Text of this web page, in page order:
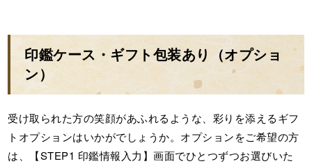
印鑑ケース・ギフト包装あり（オプショ
ン）
受け取られた方の笑顔があふれるような、彩りを添えるギフ
トオプションはいかがでしょうか。オプションをご希望の方
は、【STEP1 印鑑情報入力】画面でひとつずつお選びいた